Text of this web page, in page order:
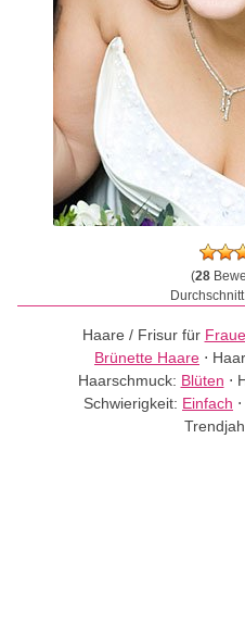
(28
Haare / Frisur für
Brünette Haare ⋅
Haarschmuck: Blüten ⋅
Schwierigkeit: Einfach ⋅